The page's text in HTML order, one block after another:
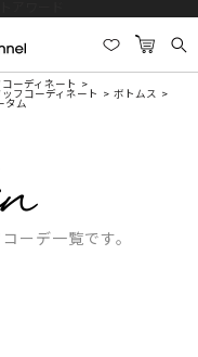
ーディネート
フコーディネート ボトムス
タム
ーデ一覧です。